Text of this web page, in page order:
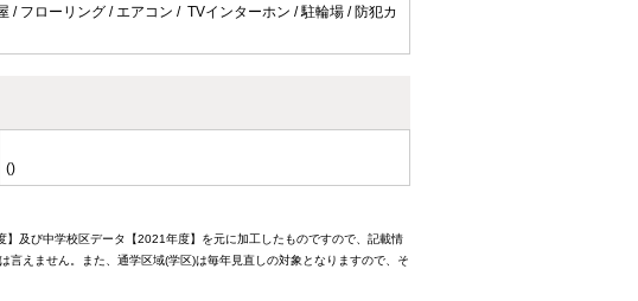
/ フローリング / エアコン / TVインターホン / 駐輪場 / 防犯カ
()
及び中学校区データ【2021年度】を元に加工したものですので、記載情
えません。また、通学区域(学区)は毎年見直しの対象となりますので、そ